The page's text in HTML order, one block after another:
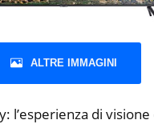
ALTRE IMMAGINI
l’esperienza di